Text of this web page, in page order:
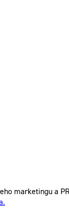
marketingu a